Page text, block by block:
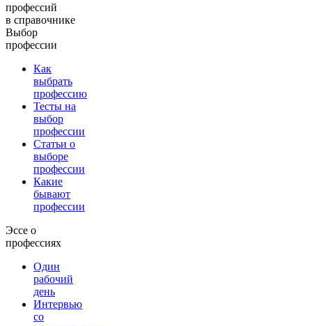
профессий
в справочнике
Выбор
профессии
Как
выбрать
профессию
Тесты на
выбор
профессии
Статьи о
выборе
профессии
Какие
бывают
профессии
Эссе о
профессиях
Один
рабочий
день
Интервью
со